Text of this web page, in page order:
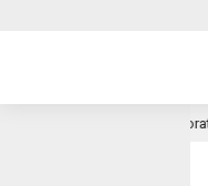
Inspektorat Tebo